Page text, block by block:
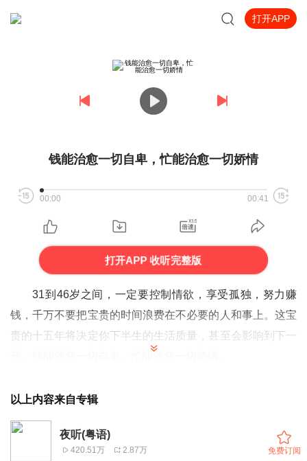
打开APP
钱能治愈一切自卑，忙能治愈一切娇情
00:00 00:41
打开APP 收听完整版
31到46岁之间，一定要控制情欲，享受孤独，努力赚
钱，千万不要把宝贵的时间浪费在不必要的人和事上。这宝
贵的十五年将决定你下半生的生活质量，甚至会影响到下一
以上内容来自专辑
夜听(粤语)
420.51万 2.87万 免费订阅